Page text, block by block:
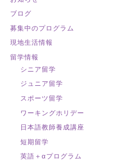
ブログ
募集中のプログラム
現地生活情報
留学情報
シニア留学
ジュニア留学
スポーツ留学
ワーキングホリデー
日本語教師養成講座
短期留学
英語＋αプログラム